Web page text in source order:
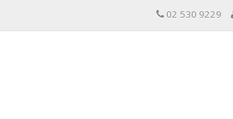
02 530 9229